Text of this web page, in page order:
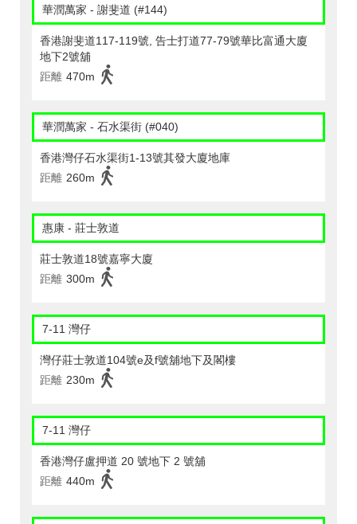
華潤萬家 - 謝斐道 (#144)
香港謝斐道117-119號, 告士打道77-79號華比富通大廈
地下2號舖
距離 470m
華潤萬家 - 石水渠街 (#040)
香港灣仔石水渠街1-13號其發大廈地庫
距離 260m
惠康 - 莊士敦道
莊士敦道18號嘉寧大廈
距離 300m
7-11 灣仔
灣仔莊士敦道104號e及f號舖地下及閣樓
距離 230m
7-11 灣仔
香港灣仔盧押道 20 號地下 2 號舖
距離 440m